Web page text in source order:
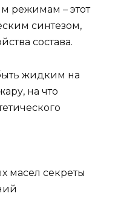
режимам – этот
синтезом,
состава.
жидким на
на что